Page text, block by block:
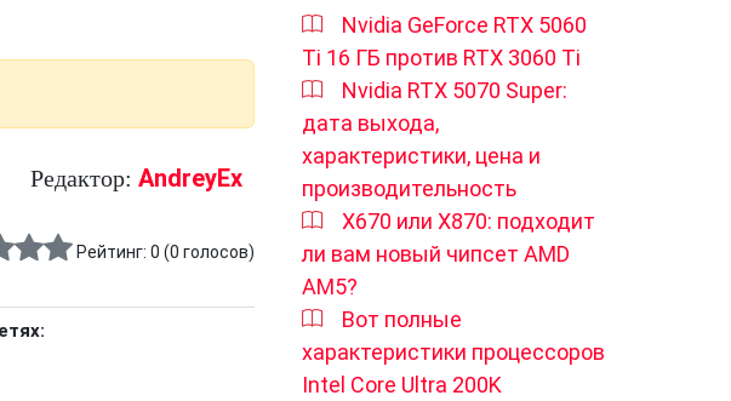
Редактор: AndreyEx
Рейтинг: 0 (0 голосов)
Nvidia GeForce RTX 5060
Ti 16 ГБ против RTX 3060 Ti
Nvidia RTX 5070 Super:
дата выхода,
характеристики, цена и
производительность
X670 или X870: подходит
ли вам новый чипсет AMD
AM5?
Вот полные
характеристики процессоров
Intel Core Ultra 200K